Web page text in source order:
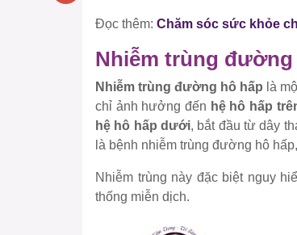
Đọc thêm: Chăm sóc sức khỏe
Nhiễm trùng đường
Nhiễm trùng đường hô hấp là
chỉ ảnh hưởng đến hệ hô hấp
hệ hô hấp dưới, bắt đầu từ dây
là bệnh nhiễm trùng đường hô
Nhiễm trùng này đặc biệt nguy
thống miễn dịch.